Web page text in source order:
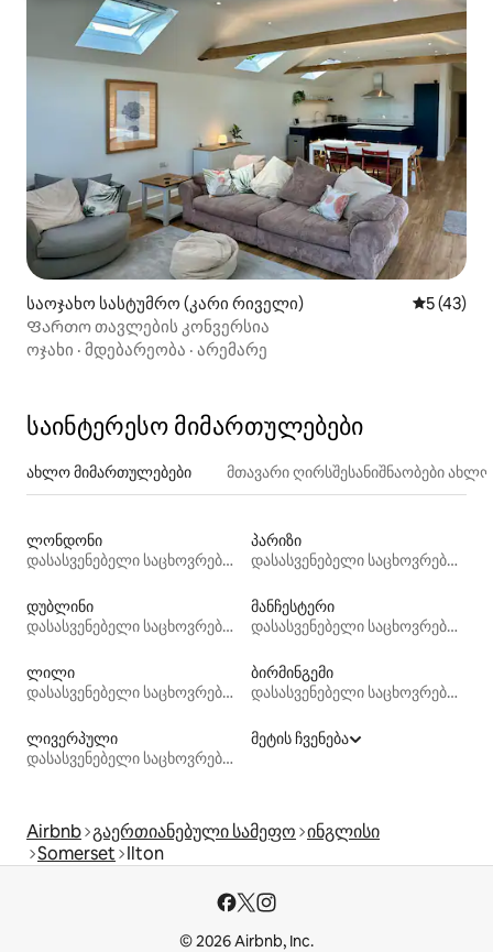
საოჯახო სასტუმრო (კარი რიველი) საშუალო
5 (43)
Ფართო თავლების კონვერსია
ოჯახი · მდებარეობა · არემარე
საინტერესო მიმართულებები
ახლო მიმართულებები მთავარი ღირსშესანიშნაობები
ლონდონი
დასასვენებელი საცხოვრებლები
პარიზი
დასასვენებელი საცხოვრებლები
დუბლინი
დასასვენებელი საცხოვრებლები
მანჩესტერი
დასასვენებელი საცხოვრებლები
ლილი
დასასვენებელი საცხოვრებლები
ბირმინგემი
დასასვენებელი საცხოვრებლები
ლივერპული
დასასვენებელი საცხოვრებლები
მეტის ჩვენება
Airbnb გაერთიანებული სამეფო ინგლისი
Somerset Ilton
© 2026 Airbnb, Inc.